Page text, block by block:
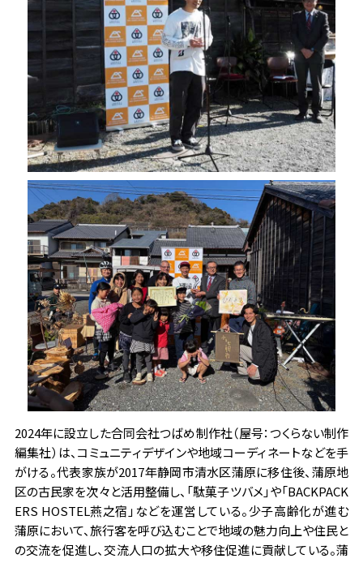
2024年に設立した合同会社つばめ制作社（屋号：つくらない制作
編集社）は、コミュニティデザインや地域コーディネートなどを手
がける。代表家族が2017年静岡市清水区蒲原に移住後、蒲原地
区の古民家を次々と活用整備し、「駄菓子ツバメ」や「BACKPACK
ERS HOSTEL燕之宿」などを運営している。少子高齢化が進む
蒲原において、旅行客を呼び込むことで地域の魅力向上や住民と
の交流を促進し、交流人口の拡大や移住促進に貢献している。蒲